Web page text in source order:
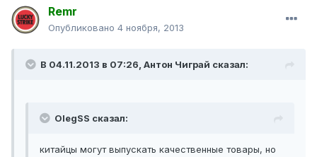
Remr
Опубликовано 4 ноября, 2013
В 04.11.2013 в 07:26, Антон Чиграй сказал:
OlegSS сказал:
китайцы могут выпускать качественные товары, но